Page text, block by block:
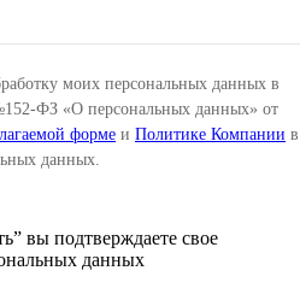
моих персональных данных в
ФЗ «О персональных данных» от
форме и Политике Компании в
данных.
вы подтверждаете свое
данных